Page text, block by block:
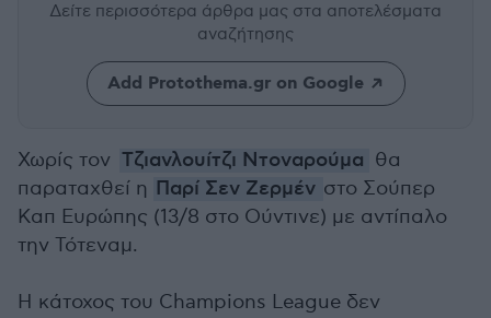
Δείτε περισσότερα άρθρα μας στα αποτελέσματα
αναζήτησης
Add Protothema.gr on Google
Χωρίς τον Τζιανλουίτζι Ντοναρούμα θα
παραταχθεί η Παρί Σεν Ζερμέν στο Σούπερ
Καπ Ευρώπης (13/8 στο Ούντινε) με αντίπαλο
την Τότεναμ.
Η κάτοχος του Champions League δεν